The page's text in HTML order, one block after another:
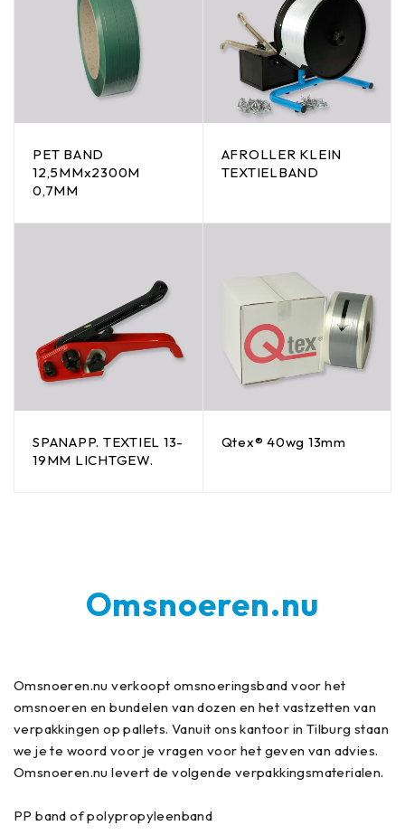
PET BAND
12,5MMx2300M
0,7MM
AFROLLER KLEIN
TEXTIELBAND
SPANAPP. TEXTIEL 13-
19MM LICHTGEW.
Qtex® 40wg 13mm
Omsnoeren.nu
Omsnoeren.nu verkoopt omsnoeringsband voor het
omsnoeren en bundelen van dozen en het vastzetten van
verpakkingen op pallets. Vanuit ons kantoor in Tilburg staan
we je te woord voor je vragen voor het geven van advies.
Omsnoeren.nu levert de volgende verpakkingsmaterialen.
PP band of polypropyleenband